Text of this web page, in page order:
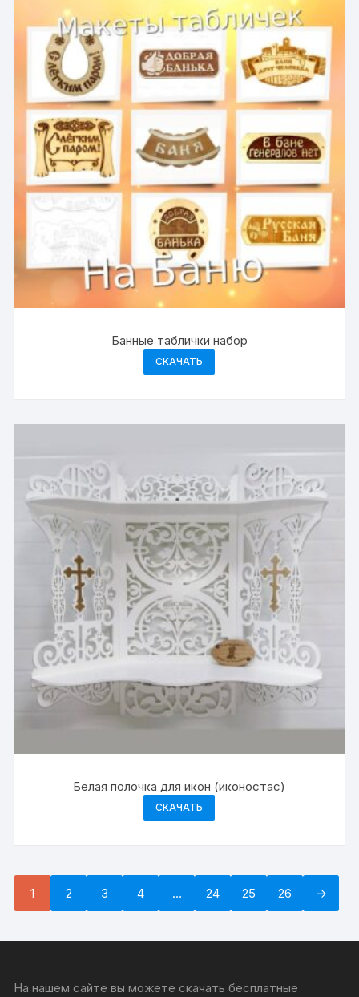
Банные таблички набор
СКАЧАТЬ
Белая полочка для икон (иконостас)
СКАЧАТЬ
1 2 3 4 … 24 25 26 →
На нашем сайте вы можете скачать бесплатные